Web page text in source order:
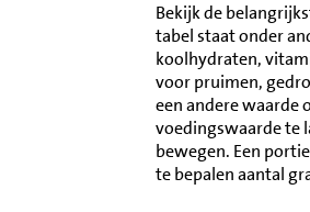
Bekijk de
tabel staat onder
koolhydraten,
voor pruimen,
een andere waarde
voedingswaarde te
bewegen. Een
te bepalen aantal